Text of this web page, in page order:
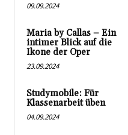
09.09.2024
Maria by Callas – Ein
intimer Blick auf die
Ikone der Oper
23.09.2024
Studymobile: Für
Klassenarbeit üben
04.09.2024